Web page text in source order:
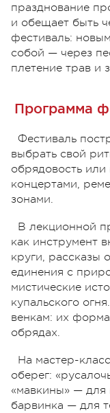
празднование
и обещает быть
фестиваль:
собой — через
плетение трав и
Программа
Фестиваль
выбрать свой
обрядовость
концертами,
зонами.
В лекционной
как инструмент
круги, рассказы
единения с
мистические
купальского
венкам: их
обрядах.
На мастер-
оберег:
«мавкины» — для
барвинка — для